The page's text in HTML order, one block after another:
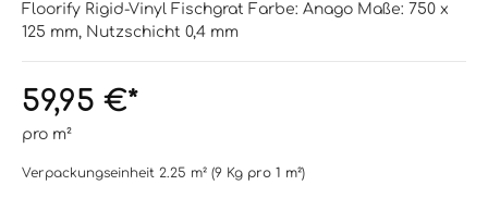
Floorify Rigid-Vinyl Fischgrat Farbe: Anago Maße: 750 x
125 mm, Nutzschicht 0,4 mm
59,95 €*
pro m²
Verpackungseinheit 2.25 m² (9 Kg pro 1 m²)